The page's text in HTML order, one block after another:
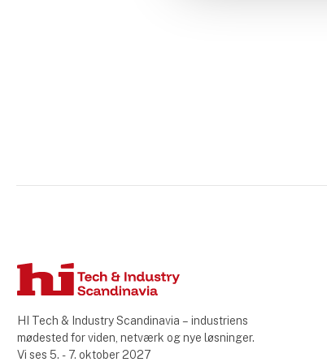
HI Tech & Industry Scandinavia – industriens
mødested for viden, netværk og nye løsninger.
Vi ses 5. - 7. oktober 2027